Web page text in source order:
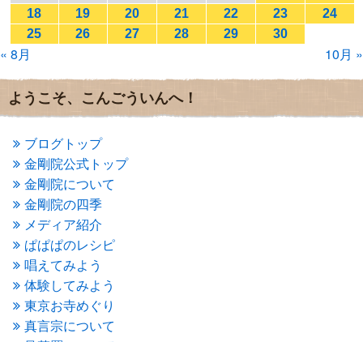
2017年1月(2)
2016年12月(4)
2016年11月(3)
2016年10月
2016年8月
2016年7月
(3)
2016年5月(3)
2016年4月
(4)
2016年3月 (4)
2016年2月 (5)
2016年1月(3)
2015年12月(6)
2015年11月 (4)
2015年10月
(4)
2015年9月(3)
2015年8月(4)
2015年7月(4)
2015年6月(3)
18 19 20 21 22 23
24
25
26 27 28 29 30
« 8月 10月 »
ようこそ、こんごういんへ！
ブログトップ
金剛院公式トップ
金剛院について
金剛院の四季
メディア紹介
ぱぱぱのレシピ
唱えてみよう
体験してみよう
東京お寺めぐり
真言宗について